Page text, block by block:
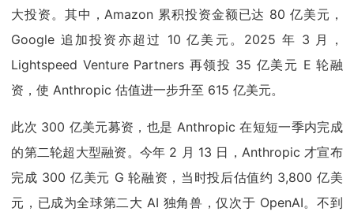
大投资。其中，Amazon 累积投资金额已达 80 亿美元，
Google 追加投资亦超过 10 亿美元。2025 年 3 月，
Lightspeed Venture Partners 再领投 35 亿美元 E 轮融
资，使 Anthropic 估值进一步升至 615 亿美元。
此次 300 亿美元募资，也是 Anthropic 在短短一季内完成
的第二轮超大型融资。今年 2 月 13 日，Anthropic 才宣布
完成 300 亿美元 G 轮融资，当时投后估值约 3,800 亿美
元，已成为全球第二大 AI 独角兽，仅次于 OpenAI。不到